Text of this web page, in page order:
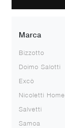
Marca
Bizzotto
Doimo Salotti
Excò
Nicoletti Home
Salvetti
Samoa